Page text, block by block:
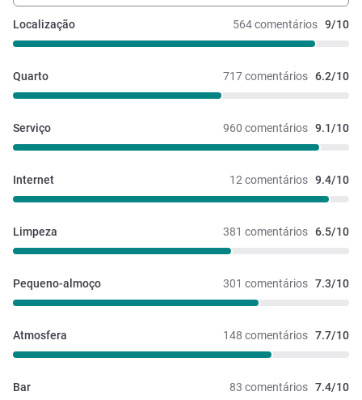
564 comentários 9/10
Localização
717 comentários 6.2/10
Quarto
960 comentários 9.1/10
Serviço
12 comentários 9.4/10
Internet
381 comentários 6.5/10
Limpeza
301 comentários 7.3/10
Pequeno-almoço
148 comentários 7.7/10
Atmosfera
83 comentários 7.4/10
Bar